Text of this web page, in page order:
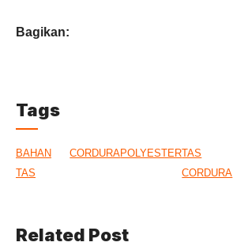
Bagikan:
Tags
BAHAN
TAS
CORDURAPOLYESTERTAS
CORDURA
Related Post